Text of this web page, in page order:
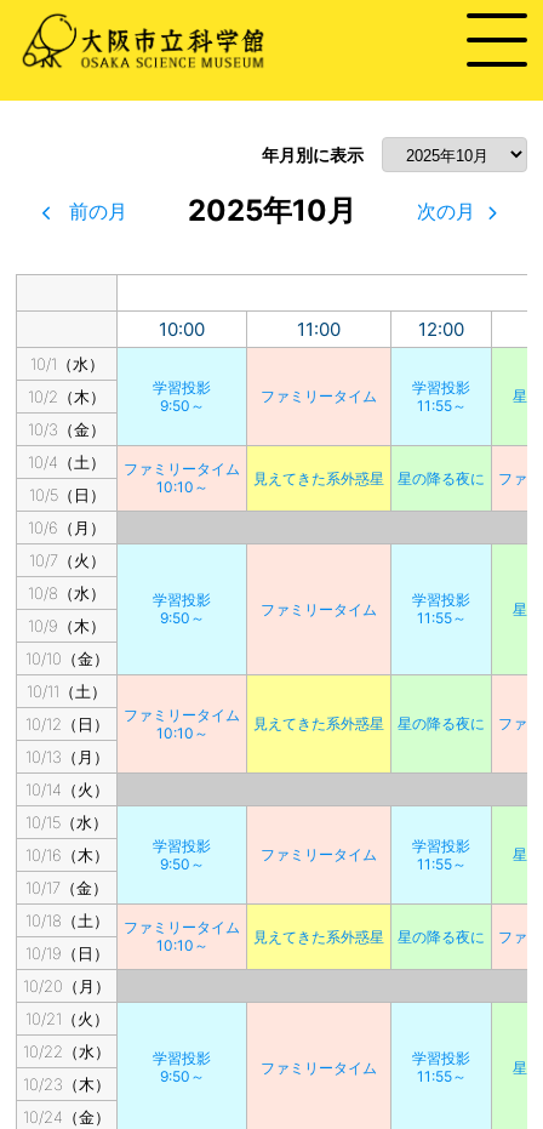
年月別に表示
前の月 2025年10月 次の月
10:00 11:00 12:00
10/1（水）
学習投影
9:50～
ファミリータイム
学習投影
11:55～
星
10/2（木）
10/3（金）
10/4（土）
ファミリータイム
10:10～
見えてきた系外惑星 星の降る夜に ファ
10/5（日）
10/6（月）
10/7（火）
学習投影
9:50～
ファミリータイム
学習投影
11:55～
星
10/8（水）
10/9（木）
10/10（金）
10/11（土）
ファミリータイム
10:10～
見えてきた系外惑星 星の降る夜に ファ
10/12（日）
10/13（月）
10/14（火）
10/15（水）
学習投影
9:50～
ファミリータイム
学習投影
11:55～
星
10/16（木）
10/17（金）
10/18（土）
ファミリータイム
10:10～
見えてきた系外惑星 星の降る夜に ファ
10/19（日）
10/20（月）
10/21（火）
学習投影
9:50～
ファミリータイム
学習投影
11:55～
星
10/22（水）
10/23（木）
10/24（金）